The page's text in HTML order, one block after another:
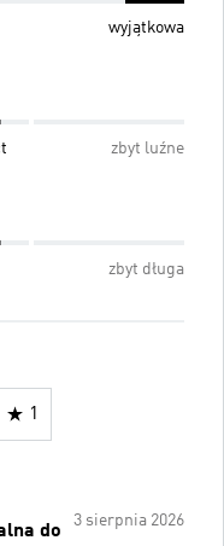
wyjątkowa
zbyt luźne
zbyt długa
1
3 sierpnia 2026
do